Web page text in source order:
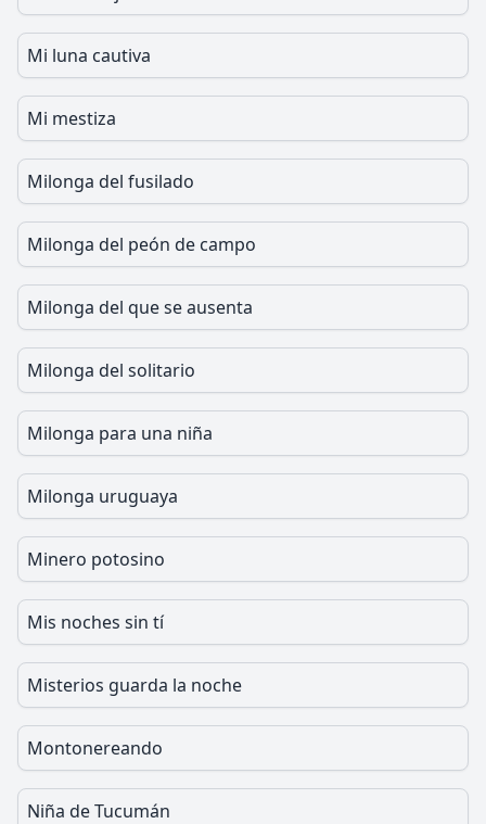
Mi luna cautiva
Mi mestiza
Milonga del fusilado
Milonga del peón de campo
Milonga del que se ausenta
Milonga del solitario
Milonga para una niña
Milonga uruguaya
Minero potosino
Mis noches sin tí
Misterios guarda la noche
Montonereando
Niña de Tucumán